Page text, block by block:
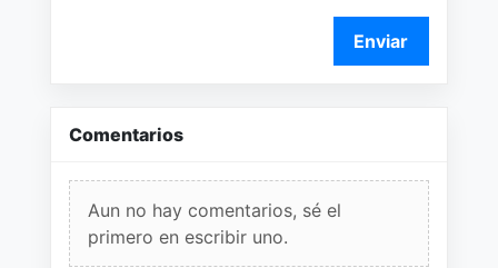
Enviar
Comentarios
Aun no hay comentarios, sé el
primero en escribir uno.